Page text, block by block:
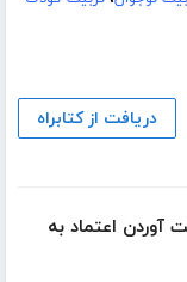
دریافت از کتابراه
اعتماد به